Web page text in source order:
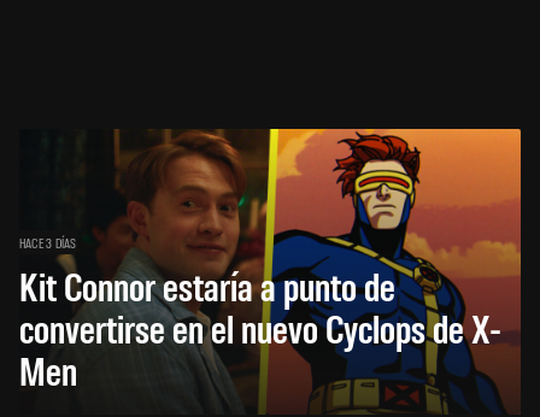
HACE 3 DÍAS
Kit Connor estaría a punto de
convertirse en el nuevo Cyclops de X-
Men